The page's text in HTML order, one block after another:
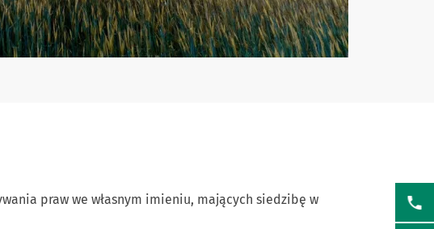
praw we własnym imieniu, mających siedzibę w